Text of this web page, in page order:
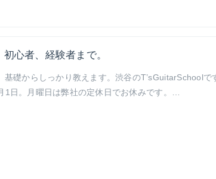
心者、経験者まで。
基礎からしっかり教えます。渋谷のT’sGuitarSchool
日。月曜日は弊社の定休日でお休みです。…